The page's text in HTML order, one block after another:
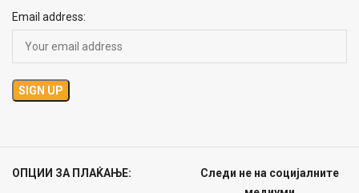
Email address:
ОПЦИИ ЗА ПЛАЌАЊЕ:
Следи не на социјалните